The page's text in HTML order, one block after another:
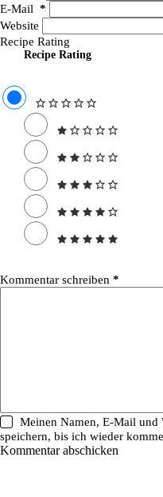
E-Mail *
Website
Recipe Rating
Recipe Rating
Kommentar schreiben *
Meinen Namen, E-Mail und
speichern, bis ich wieder
Kommentar abschicken